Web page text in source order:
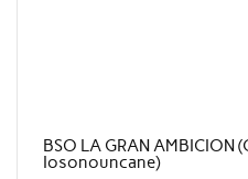
BSO LA GRAN AMBICION
Iosonouncane)